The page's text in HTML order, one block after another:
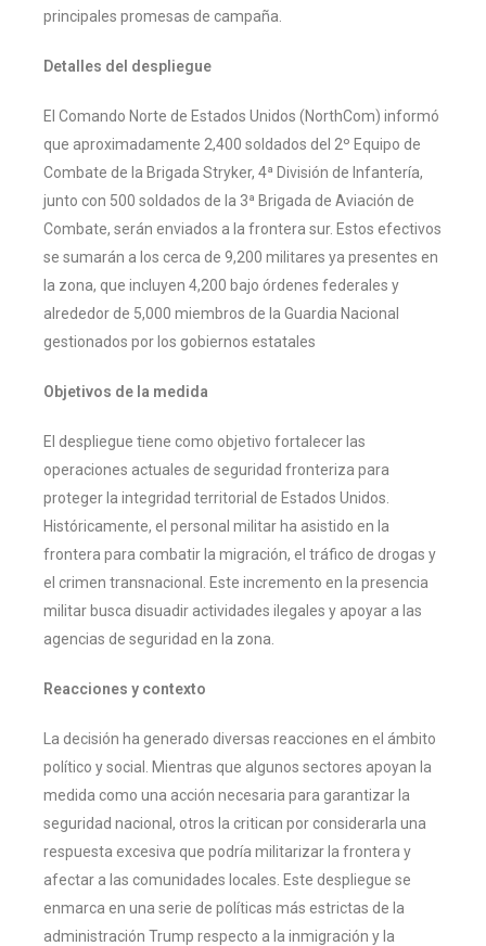
principales promesas de campaña.
Detalles del despliegue
El Comando Norte de Estados Unidos (NorthCom) informó
que aproximadamente 2,400 soldados del 2º Equipo de
Combate de la Brigada Stryker, 4ª División de Infantería,
junto con 500 soldados de la 3ª Brigada de Aviación de
Combate, serán enviados a la frontera sur. Estos efectivos
se sumarán a los cerca de 9,200 militares ya presentes en
la zona, que incluyen 4,200 bajo órdenes federales y
alrededor de 5,000 miembros de la Guardia Nacional
gestionados por los gobiernos estatales
Objetivos de la medida
El despliegue tiene como objetivo fortalecer las
operaciones actuales de seguridad fronteriza para
proteger la integridad territorial de Estados Unidos.
Históricamente, el personal militar ha asistido en la
frontera para combatir la migración, el tráfico de drogas y
el crimen transnacional. Este incremento en la presencia
militar busca disuadir actividades ilegales y apoyar a las
agencias de seguridad en la zona. ​
Reacciones y contexto
La decisión ha generado diversas reacciones en el ámbito
político y social. Mientras que algunos sectores apoyan la
medida como una acción necesaria para garantizar la
seguridad nacional, otros la critican por considerarla una
respuesta excesiva que podría militarizar la frontera y
afectar a las comunidades locales. Este despliegue se
enmarca en una serie de políticas más estrictas de la
administración Trump respecto a la inmigración y la